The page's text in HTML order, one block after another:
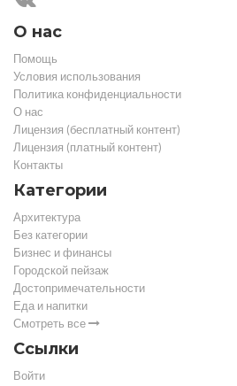
О нас
Помощь
Условия использования
Политика конфиденциальности
О нас
Лицензия (бесплатный контент)
Лицензия (платный контент)
Контакты
Категории
Архитектура
Без категории
Бизнес и финансы
Городской пейзаж
Достопримечательности
Еда и напитки
Смотреть все
Ссылки
Войти